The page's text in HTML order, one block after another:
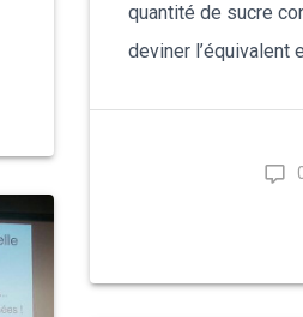
quantité de sucre
deviner l’équivalent